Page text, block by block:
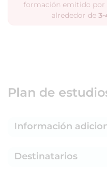
formación emitido por
alrededor de
Plan de
Información
Destinatarios